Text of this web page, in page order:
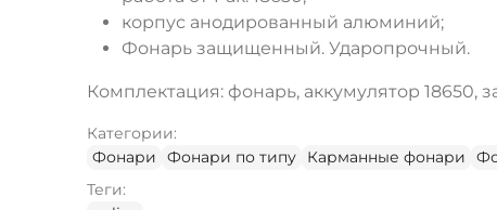
корпус анодированный алюминий;
Фонарь защищенный. Ударопрочный.
Комплектация: фонарь, аккумулятор 18650,
Категории:
Фонари
Фонари по типу Карманные фонари
Теги: